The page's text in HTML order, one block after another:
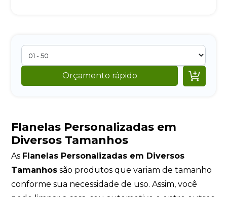
Orçamento rápido 
Flanelas Personalizadas em
Diversos Tamanhos
As Flanelas Personalizadas em Diversos
Tamanhos são produtos que variam de tamanho
conforme sua necessidade de uso. Assim, você